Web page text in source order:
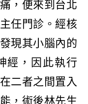
，便來到台北
任門診。經核
現其小腦內的
經，因此執行
二者之間置入
，術後林先生